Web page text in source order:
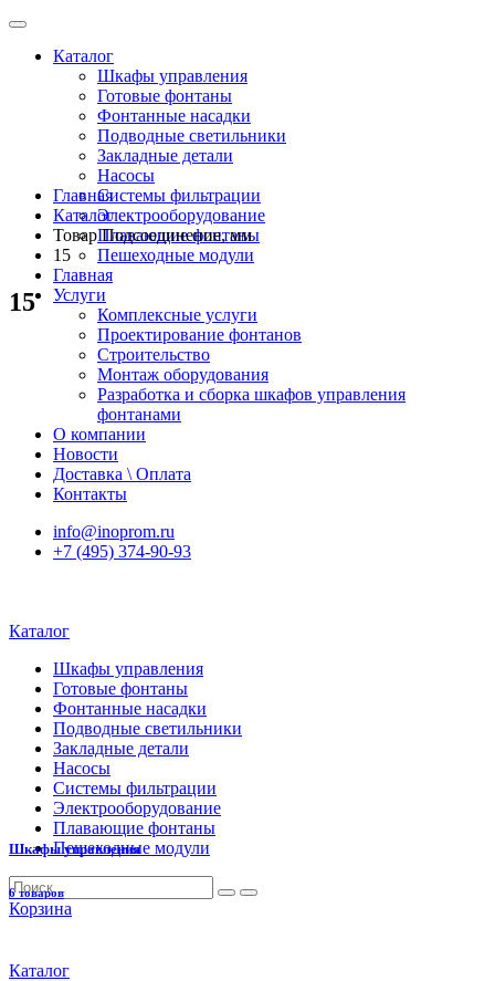
Каталог
Шкафы управления
Готовые фонтаны
Фонтанные насадки
Подводные светильники
Закладные детали
Насосы
Системы фильтрации
Электрооборудование
Плавающие фонтаны
Пешеходные модули
Главная
Услуги
Комплексные услуги
Проектирование фонтанов
Строительство
Монтаж оборудования
Разработка и сборка шкафов управления
фонтанами
О компании
Новости
Доставка \ Оплата
Контакты
info@inoprom.ru
+7 (495) 374-90-93
Каталог
Шкафы управления
Готовые фонтаны
Фонтанные насадки
Подводные светильники
Закладные детали
Насосы
Системы фильтрации
Электрооборудование
Плавающие фонтаны
Пешеходные модули
Корзина
Каталог
Главная
Каталог
Товар Подсоединение, мм
15
15
Шкафы управления
6 товаров